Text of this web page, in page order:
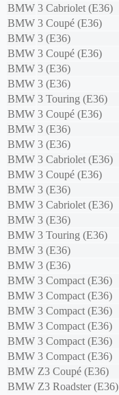
BMW 3 Cabriolet (E36)
BMW 3 Coupé (E36)
BMW 3 (E36)
BMW 3 Coupé (E36)
BMW 3 (E36)
BMW 3 (E36)
BMW 3 Touring (E36)
BMW 3 Coupé (E36)
BMW 3 (E36)
BMW 3 (E36)
BMW 3 Cabriolet (E36)
BMW 3 Coupé (E36)
BMW 3 (E36)
BMW 3 Cabriolet (E36)
BMW 3 (E36)
BMW 3 Touring (E36)
BMW 3 (E36)
BMW 3 (E36)
BMW 3 Compact (E36)
BMW 3 Compact (E36)
BMW 3 Compact (E36)
BMW 3 Compact (E36)
BMW 3 Compact (E36)
BMW 3 Compact (E36)
BMW Z3 Coupé (E36)
BMW Z3 Roadster (E36)